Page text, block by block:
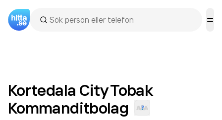
Kortedala City Tobak
Kommanditbolag